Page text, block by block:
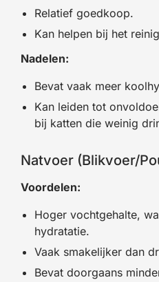
Relatief goedkoop.
Kan helpen bij het
Nadelen:
Bevat vaak meer
Kan leiden tot
bij katten die weinig
Natvoer (Blikvoer/
Voordelen:
Hoger vochtgehalte,
hydratatie.
Vaak smakelijker dan
Bevat doorgaans